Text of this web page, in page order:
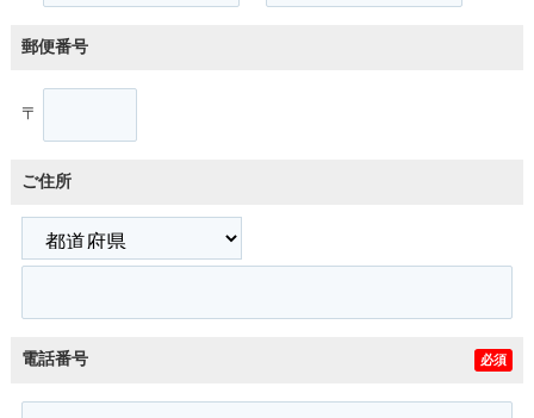
郵便番号
〒
ご住所
電話番号 必須